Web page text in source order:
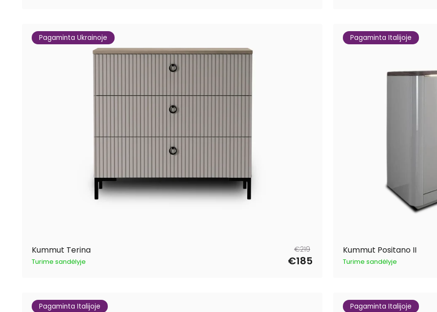
Pagaminta Ukrainoje
Kummut Terina
Turime sandėlyje
Tavahind
€219
Müügihind
€185
Pagaminta Italijoje
Kummut Positano II
Turime sandėlyje
Pagaminta Italijoje Pagaminta Italijoje